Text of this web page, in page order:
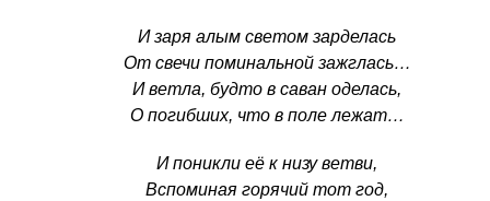
И заря алым светом зарделась
От свечи поминальной зажглась…
И ветла, будто в саван оделась,
О погибших, что в поле лежат…
И поникли её к низу ветви,
Вспоминая горячий тот год,